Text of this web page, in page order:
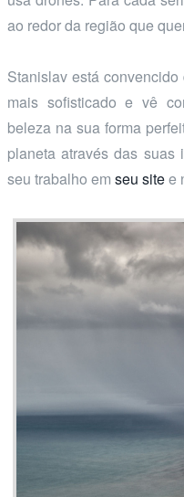
ao redor da região que
Stanislav está
mais sofisticado e vê
beleza na sua forma
planeta através das suas
seu trabalho em seu sitee